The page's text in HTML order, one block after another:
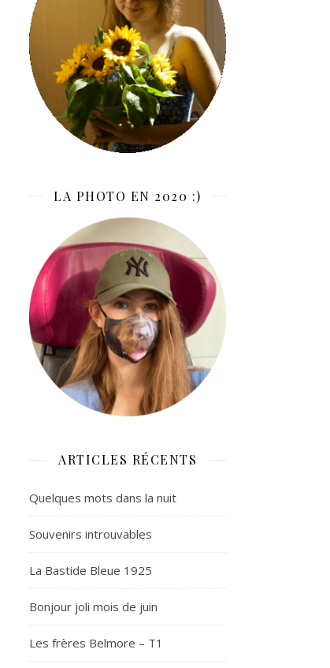
LA PHOTO EN 2020 :)
ARTICLES RÉCENTS
Quelques mots dans la nuit
Souvenirs introuvables
La Bastide Bleue 1925
Bonjour joli mois de juin
Les frères Belmore – T1